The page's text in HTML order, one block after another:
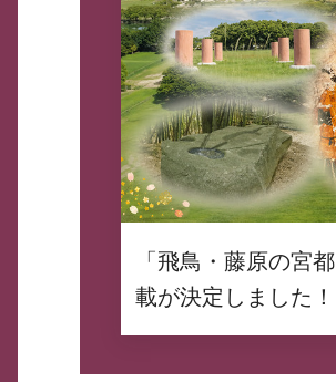
「飛鳥・藤原の宮
載が決定しました！